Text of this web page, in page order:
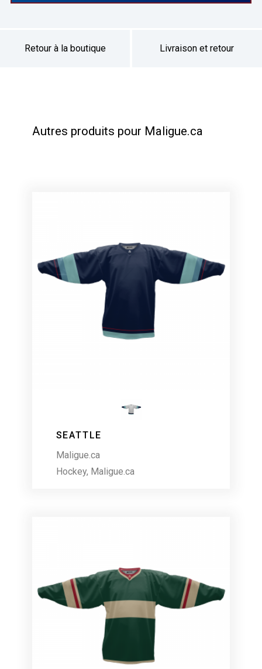
Retour à la boutique Livraison et retour
Autres produits pour Maligue.ca
SEATTLE
Maligue.ca
Hockey, Maligue.ca